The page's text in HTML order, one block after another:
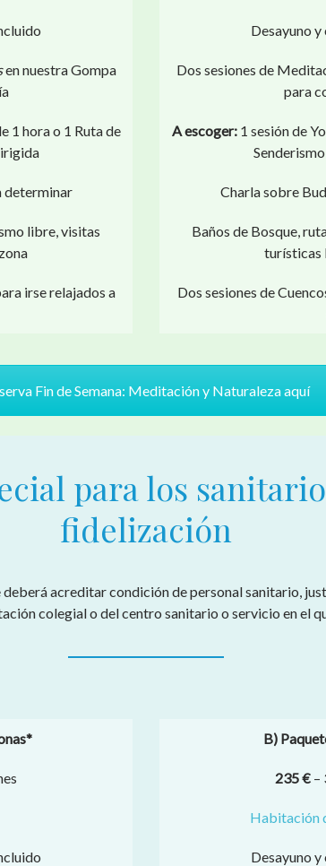
en nuestra Gompa
1 hora o 1 Ruta de
determinar
libre, visitas
irse relajados a
Desayuno
Dos sesiones de
para
A escoger:1 sesión de
Charla sobre
Baños de Bosque,
turísticas
Dos sesiones de
Fin de Semana: Meditación y Naturaleza aquí
para los
fidelización
acreditar condición de personal sanitario,
colegial o del centro sanitario o servicio en el
B)
235 € –
Habitación
Desayuno